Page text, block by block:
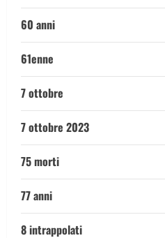
60 anni
61enne
7 ottobre
7 ottobre 2023
75 morti
77 anni
8 intrappolati